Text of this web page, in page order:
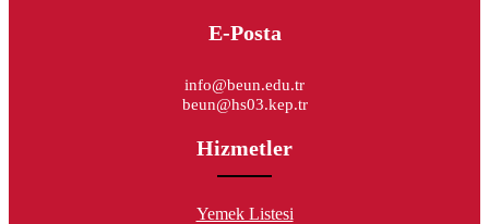
E-Posta
info@beun.edu.tr
beun@hs03.kep.tr
Hizmetler
Yemek Listesi